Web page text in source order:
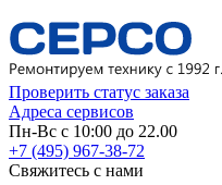
Проверить статус заказа
Адреса сервисов
Пн-Вс с 10:00 до 22.00
+7 (495) 967-38-72
Свяжитесь с нами